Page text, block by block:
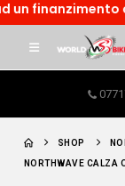
finanzimento
SHOP
NORTHWAVE CALZA